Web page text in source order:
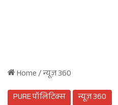
Home/न्यूज़ 360
PURE पॉलिटिक्स
न्यूज़ 360